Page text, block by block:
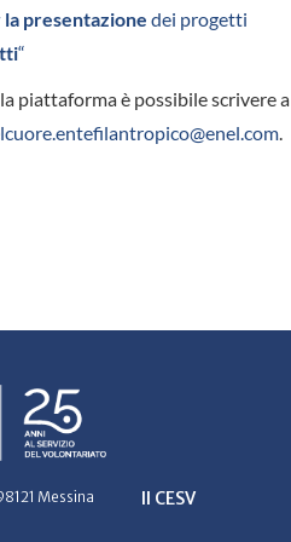
presentazione dei progetti
“
piattaforma è possibile scrivere a
.
Messina
Il CESV